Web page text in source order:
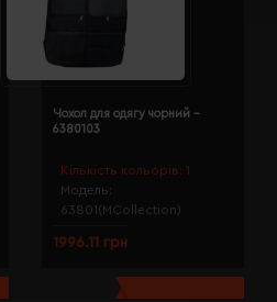
Кількість кольорів: 1
Модель:
63801(MCollection)
Чохол для одягу чорний -
6380103
1996.11 грн